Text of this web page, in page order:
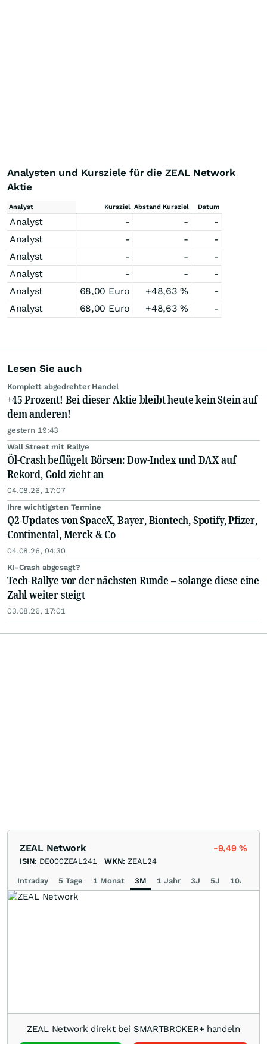
Analysten und Kursziele für die ZEAL Network
Aktie
Analyst Kursziel Abstand Kursziel Datum
Analyst - -
-
Analyst
- -
-
Analyst
- -
-
Analyst
- -
-
Analyst
68,00 Euro +48,63%
-
Analyst
68,00 Euro +48,63% -
Lesen Sie auch
Komplett abgedrehter Handel
+45 Prozent! Bei dieser Aktie bleibt heute kein Stein auf
dem anderen!
gestern 19:43
Wall Street mit Rallye
Öl-Crash beflügelt Börsen: Dow-Index und DAX auf
Rekord, Gold zieht an
04.08.26, 17:07
Ihre wichtigsten Termine
Q2-Updates von SpaceX, Bayer, Biontech, Spotify, Pfizer,
Continental, Merck & Co
04.08.26, 04:30
KI-Crash abgesagt?
Tech-Rallye vor der nächsten Runde – solange diese eine
Zahl weiter steigt
03.08.26, 17:01
ZEAL Network -9,49%
ISIN: DE000ZEAL241 WKN: ZEAL24
Intraday 5 Tage 1 Monat 3M 1 Jahr 3J 5J 10J
ZEAL Network direkt bei SMARTBROKER+ handeln